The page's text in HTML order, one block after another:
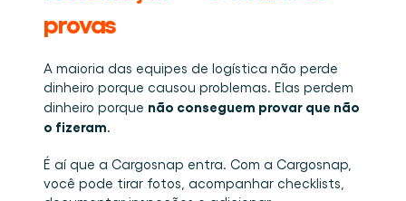
provas
A maioria das equipes de logística não perde
dinheiro porque causou problemas. Elas perdem
dinheiro porque não conseguem provar que não
o fizeram.
É aí que a Cargosnap entra. Com a Cargosnap,
você pode tirar fotos, acompanhar checklists,